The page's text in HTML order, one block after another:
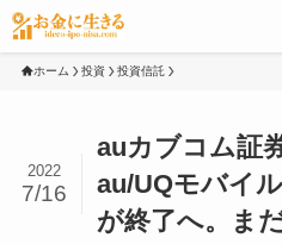
ホーム 投資 投資信託
auカブコム証
au/UQモバイ
が終了へ。ま
2022
7/16